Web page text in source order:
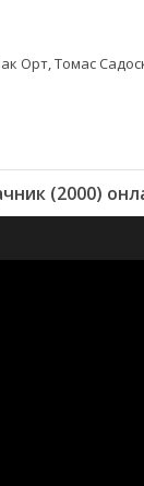
Орт, Томас
(2000)